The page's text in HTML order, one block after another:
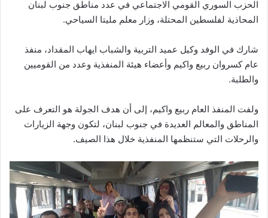
الحزب السوري القومي الاجتماعي في عدد مناطق جنوب لبنان
المحاذية لفلسطين المحتلة، وزار معلم مليتا السياحي.
شارك في الوفد وكيل عميد التربية والشباب ايهاب المقداد، منفذ
عام كسروان ربيع واكيم وأعضاء هيئة المنفذية وعدد من القوميين
والطلبة.
ولفت المنفذ العام ربيع واكيم، إلى أن هدف الجولة هو التعرف على
المناطق والمعالم العديدة في جنوب لبنان، لتكون وجهة الزيارات
والرحلات التي ستنظمها المنفذية خلال هذا الصيف.